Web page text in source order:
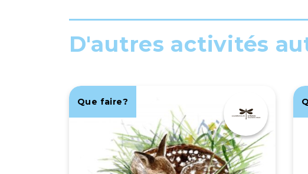
D'autres activités
Que faire?